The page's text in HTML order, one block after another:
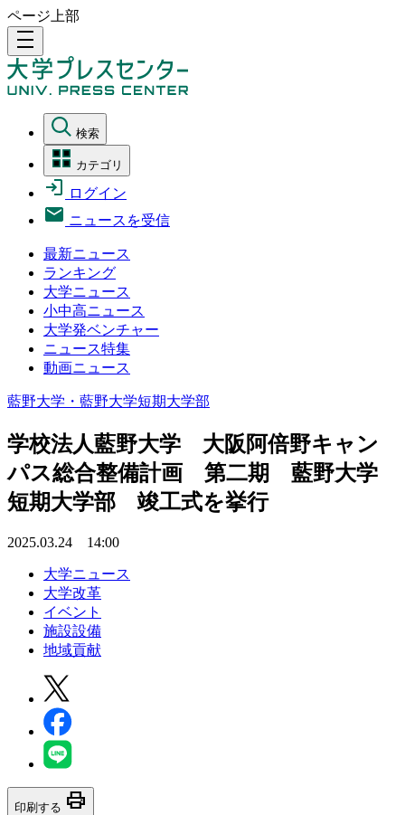
ページ上部
density_medium
検索
カテゴリ
ログイン
ニュースを受信
最新ニュース
ランキング
大学ニュース
小中高ニュース
大学発ベンチャー
ニュース特集
動画ニュース
藍野大学・藍野大学短期大学部
学校法人藍野大学 大阪阿倍野キャン
パス総合整備計画 第二期 藍野大学
短期大学部 竣工式を挙行
2025.03.24 14:00
大学ニュース
大学改革
イベント
施設設備
地域貢献
印刷する print